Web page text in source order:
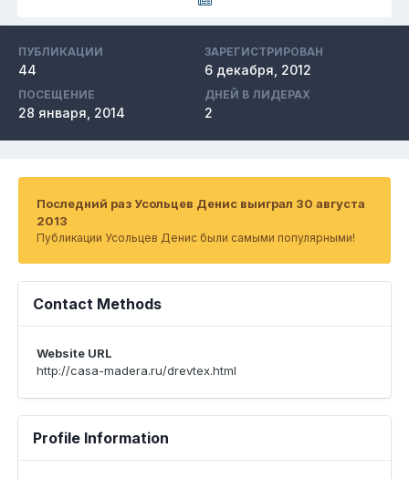
ПУБЛИКАЦИИ
44
ЗАРЕГИСТРИРОВАН
6 декабря, 2012
ПОСЕЩЕНИЕ
28 января, 2014
ДНЕЙ В ЛИДЕРАХ
2
Последний раз Усольцев Денис выиграл 30 августа
2013
Публикации Усольцев Денис были самыми популярными!
Contact Methods
Website URL
http://casa-madera.ru/drevtex.html
Profile Information